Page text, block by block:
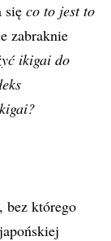
się co to jest to
zabraknie
ikigai do
bez którego